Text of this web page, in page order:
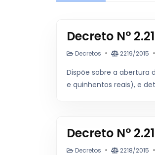
Decreto N°
Decretos 2219/2015
Dispõe sobre a abertura
e quinhentos reais), e
Decreto N°
Decretos 2218/2015